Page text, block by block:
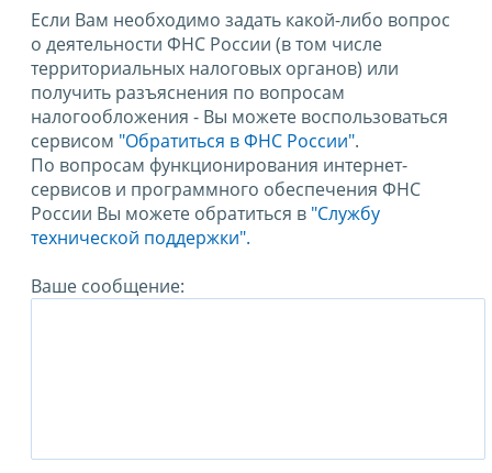
Если Вам необходимо задать какой-либо вопрос
о деятельности ФНС России (в том числе
территориальных налоговых органов) или
получить разъяснения по вопросам
налогообложения - Вы можете воспользоваться
сервисом "Обратиться в ФНС России".
По вопросам функционирования интернет-
сервисов и программного обеспечения ФНС
России Вы можете обратиться в "Службу
технической поддержки".
Ваше сообщение: